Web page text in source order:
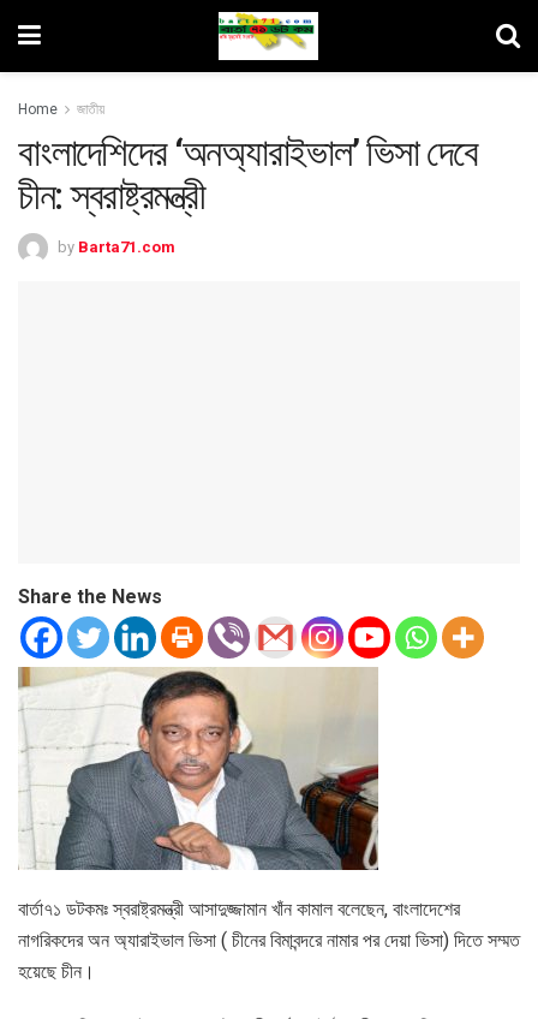
Home জাতীয়
বাংলাদেশিদের ‘অনঅ্যারাইভাল’ ভিসা দেবে
চীন: স্বরাষ্ট্রমন্ত্রী
by Barta71.com
Share the News
বার্তা৭১ ডটকমঃ স্বরাষ্ট্রমন্ত্রী আসাদুজ্জামান খাঁন কামাল বলেছেন, বাংলাদেশের
নাগরিকদের অন অ্যারাইভাল ভিসা ( চীনের বিমাবন্দরে নামার পর দেয়া ভিসা) দিতে সম্মত
হয়েছে চীন।